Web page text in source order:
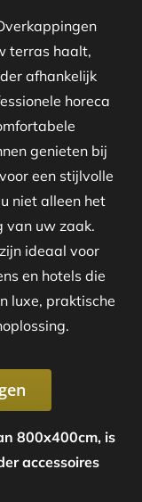
terras haalt,
afhankelijk
horeca
genieten bij
een stijlvolle
niet alleen het
van uw zaak.
ideaal voor
en hotels die
luxe, praktische
800x400cm, is
accessoires